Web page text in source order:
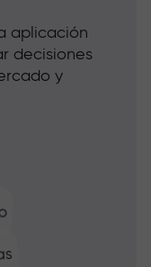
aplicación
decisiones
y